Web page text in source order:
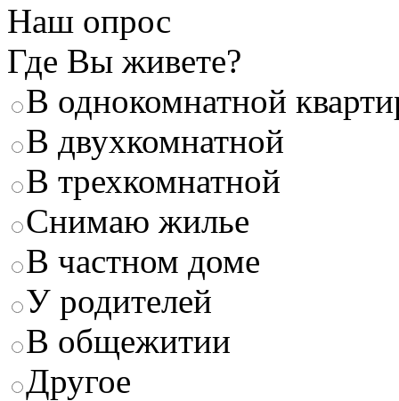
Наш опрос
Где Вы живете?
В однокомнатной
В двухкомнатной
В трехкомнатной
Снимаю жилье
В частном доме
У родителей
В общежитии
Другое